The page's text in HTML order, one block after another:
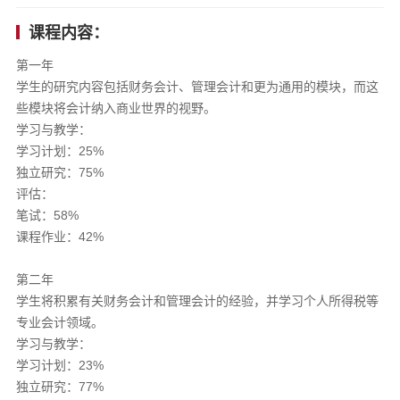
课程内容：
第一年
学生的研究内容包括财务会计、管理会计和更为通用的模块，而这
些模块将会计纳入商业世界的视野。
学习与教学：
学习计划：25%
独立研究：75%
评估：
笔试：58%
课程作业：42%
第二年
学生将积累有关财务会计和管理会计的经验，并学习个人所得税等
专业会计领域。
学习与教学：
学习计划：23%
独立研究：77%